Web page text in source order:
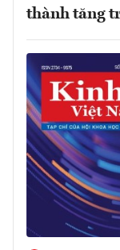
thành tăng